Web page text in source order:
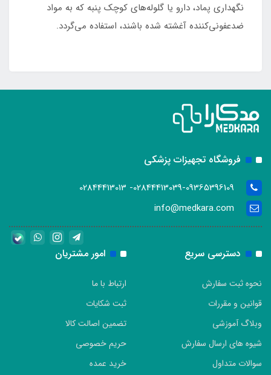
نگهداری پماد، دارو یا گلوله‌های کوچک پنبه که به مواد
ضدعفونی‌کننده آغشته شده باشند، استفاده می‌گردد.
فروشگاه تجهیزات پزشکی
02844413039-09365396109- 02844413013
info@medkara.com
دسترسی سریع
نحوه ثبت سفارش
قوانین و مقررات
وبلاگ آموزشی
شیوه های ارسال سفارش
سوالات متداول
امور مشتریان
ارتباط با ما
ثبت شکایات
تضمین اصالت کالا
حریم خصوصی
خرید عمده